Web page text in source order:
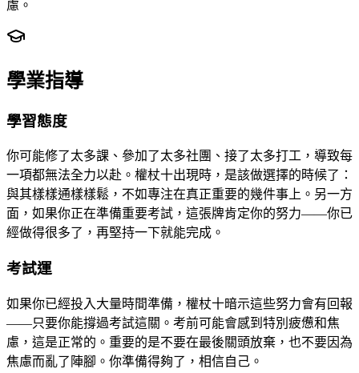
慮。
學業指導
學習態度
你可能修了太多課、參加了太多社團、接了太多打工，導致每
一項都無法全力以赴。權杖十出現時，是該做選擇的時候了：
與其樣樣通樣樣鬆，不如專注在真正重要的幾件事上。另一方
面，如果你正在準備重要考試，這張牌肯定你的努力——你已
經做得很多了，再堅持一下就能完成。
考試運
如果你已經投入大量時間準備，權杖十暗示這些努力會有回報
——只要你能撐過考試這關。考前可能會感到特別疲憊和焦
慮，這是正常的。重要的是不要在最後關頭放棄，也不要因為
焦慮而亂了陣腳。你準備得夠了，相信自己。